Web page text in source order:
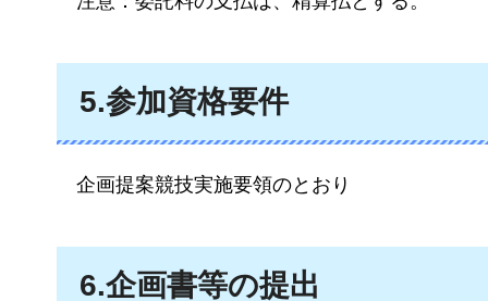
5.参加資格要件
企画提案競技実施要領のとおり
6.企画書等の提出